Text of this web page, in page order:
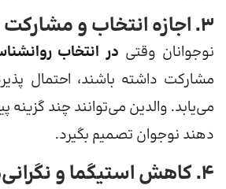
۳. اجازه انتخاب و مشارکت در فرآیند
نوجوانان وقتی در انتخاب
مشارکت داشته باشند، احتمال
می‌یابد. والدین می‌توانند چند گزینه
دهند نوجوان تصمیم بگیرد.
۴. کاهش استیگما و نگرانی‌ها